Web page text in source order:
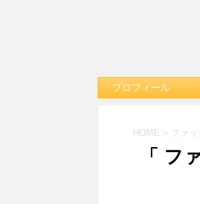
プロフィール
HOME > ファ
「 フ